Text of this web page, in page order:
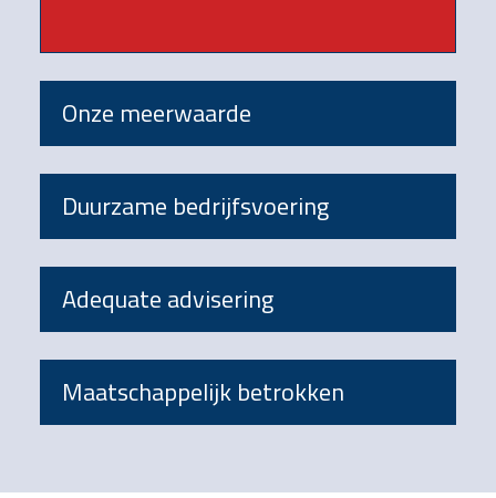
Onze meerwaarde
Duurzame bedrijfsvoering
Adequate advisering
Maatschappelijk betrokken